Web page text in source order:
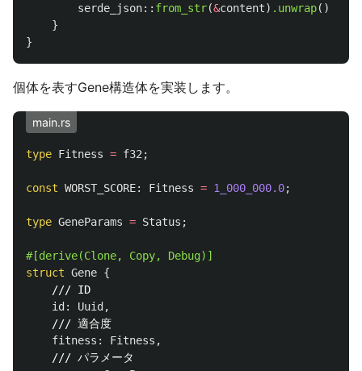
serde_json:: from_str(&content) .unwrap()
}
}
個体を表すGene構造体を実装します。
main.rs
type Fitness = f32 ;
const WORST_SCORE: Fitness = 1_000_000.0;
type GeneParams = Status ;
#[derive(Clone, Copy,
Debug)]
struct Gene {
/// ID
id: Uuid,
/// 適合度
fitness : Fitness ,
/// パラメータ